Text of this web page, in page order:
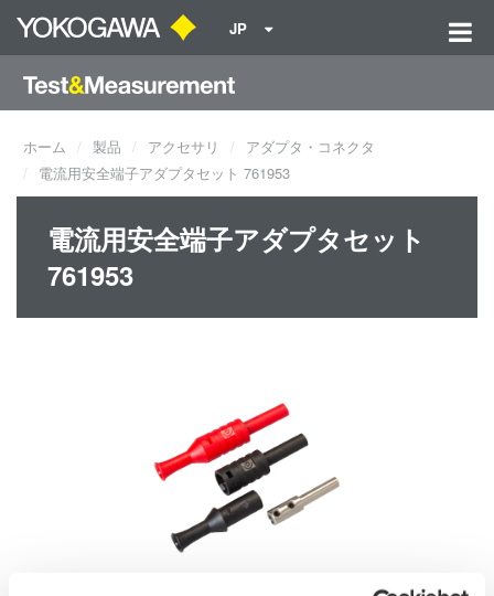
JP
ホーム 製品 アクセサリ
アダプタ・コネクタ
電流用安全端子アダプタセット 761953
電流用安全端子アダプタセット
761953